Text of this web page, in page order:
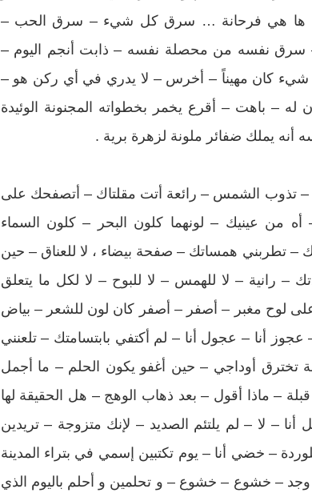
… ها هي فرحانة … سرق كل شيء – سرق الحب –
سرق نفسه من محصلة نفسه – ذابت أنجم اليوم –
شيء كان مهيناً – أخرس – لا يدري في أي ركن هو –
– باهت – أقرع يخمر بخطواته المجنونة الوئيدة
أنه يملك ضفائر ملونة لزهرة برية .
– تذوب الشمس – رائعة أتت مقلتاك – أتصفحك على
أه من عينيك – لونهما كلون البحر – كلون السماء
– تطربني همساتك – صفحة بيضاء ، لا للعناق – حين
رانية – لا للهمس – لا للبوح – لا لكل ما يتعلق
لوح مغبر – أصفر – أصفر كان لون للشعر – بياض
أنا – عجول أنا – لم أكتفي بابتسامتك – تلعنني
تخترق أوداجي – حين أغفو يكون الحلم – ما أجمل
قبلة – ماذا أقول – بعد ذهاب الوهج – هل الحقيقة لها
– لا – لم يلتئم الصديد – لإنك متزوجة – تريدين
– خضي أنا – يوم تكتبين إسمي في بتراء المدينة
– خشوع – خشوع – و تحلمين و أحلم باليوم الذي